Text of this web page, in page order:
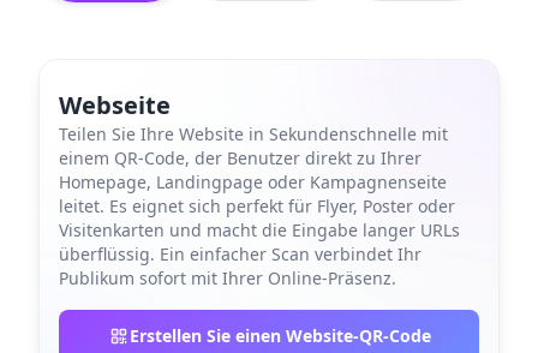
Webseite
Teilen Sie Ihre Website in Sekundenschnelle mit
einem QR-Code, der Benutzer direkt zu Ihrer
Homepage, Landingpage oder Kampagnenseite
leitet. Es eignet sich perfekt für Flyer, Poster oder
Visitenkarten und macht die Eingabe langer URLs
überflüssig. Ein einfacher Scan verbindet Ihr
Publikum sofort mit Ihrer Online-Präsenz.
Erstellen Sie einen Website-QR-Code